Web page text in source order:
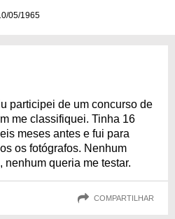
05/1965
participei de um concurso de
me classifiquei. Tinha 16
meses antes e fui para
os fotógrafos. Nenhum
queria me testar.
COMPARTILHAR